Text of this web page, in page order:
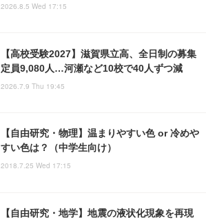
2026.8.5 Wed 17:15
【高校受験2027】滋賀県立高、全日制の募集
定員9,080人…河瀬など10校で40人ずつ減
2026.7.9 Thu 19:45
【自由研究・物理】温まりやすい色 or 冷めや
すい色は？（中学生向け）
2018.7.25 Wed 17:15
【自由研究・地学】地震の液状化現象を再現